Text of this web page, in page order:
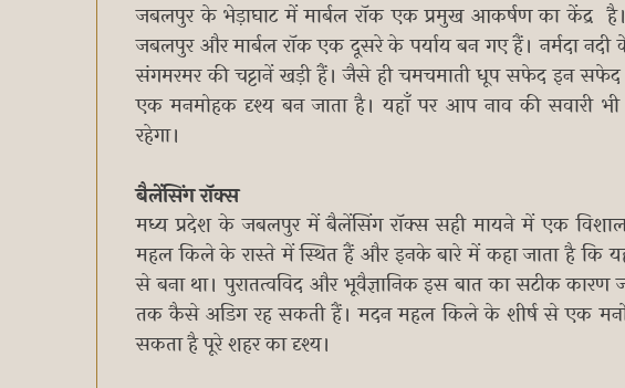
जबलपुर के भेड़ाघाट में मार्बल रॉक एक प्रमुख आकर्षण का केंद्र
जबलपुर और मार्बल रॉक एक दूसरे के पर्याय बन गए हैं। नर्मदा नदी
संगमरमर की चट्टानें खड़ी हैं। जैसे ही चमचमाती धूप सफेद इन सफेद
एक मनमोहक दृश्य बन जाता है। यहाँ पर आप नाव की सवारी
रहेगा।
बैलेंसिंग रॉक्स
मध्य प्रदेश के जबलपुर में बैलेंसिंग रॉक्स सही मायने में एक विशाल
महल किले के रास्ते में स्थित हैं और इनके बारे में कहा जाता है कि
से बना था। पुरातत्वविद और भूवैज्ञानिक इस बात का सटीक कारण
तक कैसे अडिग रह सकती हैं। मदन महल किले के शीर्ष से एक
सकता है पूरे शहर का दृश्य।